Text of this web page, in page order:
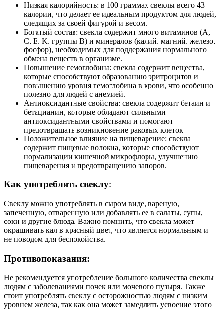
Низкая калорийность: в 100 граммах свеклы всего 43
калории, что делает ее идеальным продуктом для людей,
следящих за своей фигурой и весом.
Богатый состав: свекла содержит много витаминов (A,
C, E, K, группы B) и минералов (калий, магний, железо,
фосфор), необходимых для поддержания нормального
обмена веществ в организме.
Повышение гемоглобина: свекла содержит вещества,
которые способствуют образованию эритроцитов и
повышению уровня гемоглобина в крови, что особенно
полезно для людей с анемией.
Антиоксидантные свойства: свекла содержит бетаин и
бетацианин, которые обладают сильными
антиоксидантными свойствами и помогают
предотвращать возникновение раковых клеток.
Положительное влияние на пищеварение: свекла
содержит пищевые волокна, которые способствуют
нормализации кишечной микрофлоры, улучшению
пищеварения и предотвращению запоров.
Как употреблять свеклу:
Свеклу можно употреблять в сыром виде, вареную,
запеченную, отваренную или добавлять ее в салаты, супы,
соки и другие блюда. Важно помнить, что свекла может
окрашивать кал в красный цвет, что является нормальным и
не поводом для беспокойства.
Противопоказания:
Не рекомендуется употребление большого количества свеклы
людям с заболеваниями почек или мочевого пузыря. Также
стоит употреблять свеклу с осторожностью людям с низким
уровнем железа, так как она может замедлить усвоение этого